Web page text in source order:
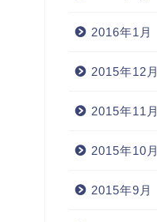
2016年1月
2015年12月
2015年11月
2015年10月
2015年9月